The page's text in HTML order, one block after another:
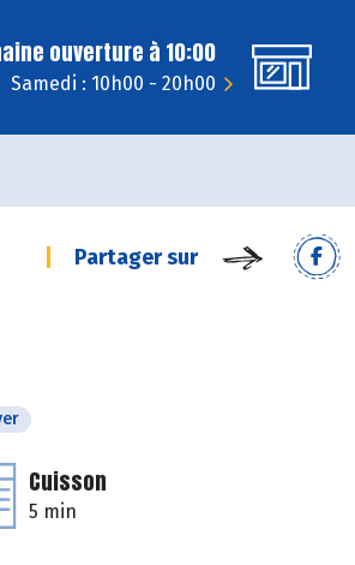
ouverture à 10:00
Samedi : 10h00 - 20h00
Partager sur
Cuisson
5 min